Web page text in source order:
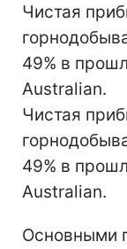
Чистая
49% в
Australian.
Чистая
49% в
Australian.
Основными